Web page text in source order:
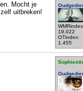
19.022
OTindex:
1.455
Mocht je
uitbreken!